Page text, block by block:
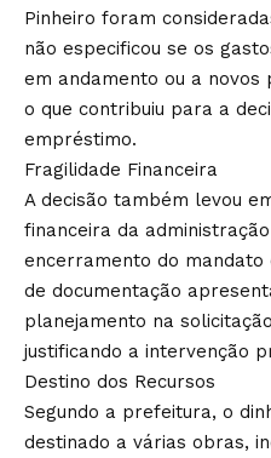
Pinheiro foram
não especificou se os
em andamento ou a
o que contribuiu para a
empréstimo.
Fragilidade Financeira
A decisão também levou
financeira da
encerramento do mandato
de documentação
planejamento na
justificando a intervenção
Destino dos Recursos
Segundo a prefeitura, o
destinado a várias obras,